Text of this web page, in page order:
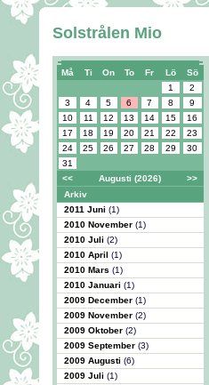
Solstrålen Mio
Må Ti On To Fr Lö
Sö
1
2
3
4 5 6 7 8
9
10
11 12 13 14 15
16
17
18 19 20 21 22
23
24
25 26 27 28 29
30
31
<<
Augusti (2026)
>>
Arkiv
2011 Juni (1)
2010 November (1)
2010 Juli (2)
2010 April (1)
2010 Mars (1)
2010 Januari (1)
2009 December (1)
2009 November (2)
2009 Oktober (2)
2009 September (3)
2009 Augusti (6)
2009 Juli (1)